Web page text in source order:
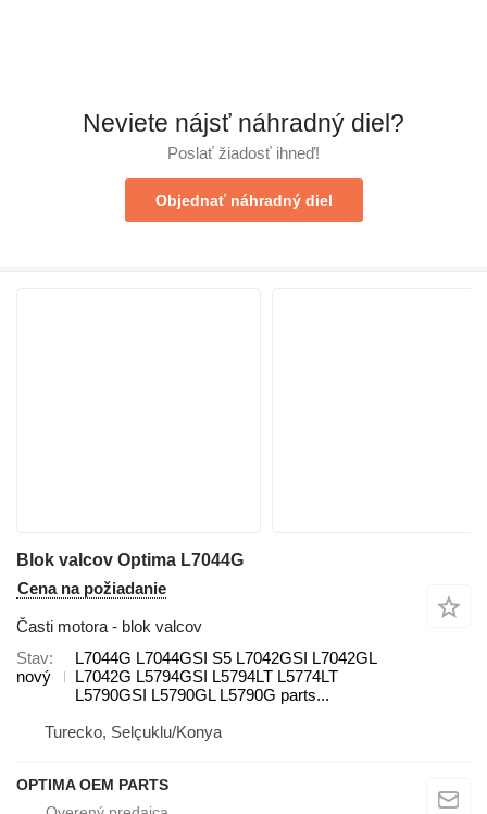
Neviete nájsť náhradný diel?
Poslať žiadosť ihneď!
Objednať náhradný diel
Blok valcov Optima L7044G
Cena na požiadanie
Časti motora - blok valcov
Stav
nový
L7044G L7044GSI S5 L7042GSI L7042GL
L7042G L5794GSI L5794LT L5774LT
L5790GSI L5790GL L5790G parts...
Turecko, Selçuklu/Konya
OPTIMA OEM PARTS